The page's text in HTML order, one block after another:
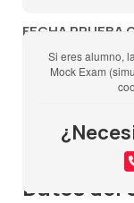
Si eres alumno,
Mock Exam
FECHA PRUEBA
una semana
día de la
durante todo ese
CAMBIAR LA
EXAMEN.
Datos del